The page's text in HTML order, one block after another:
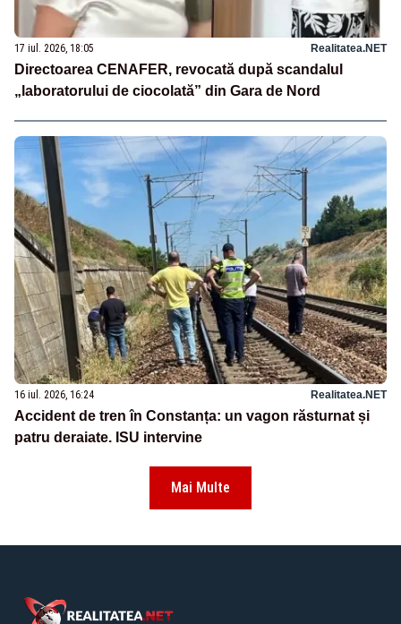
17 iul. 2026, 18:05 Realitatea.NET
Directoarea CENAFER, revocată după scandalul
„laboratorului de ciocolată” din Gara de Nord
16 iul. 2026, 16:24 Realitatea.NET
Accident de tren în Constanța: un vagon răsturnat și
patru deraiate. ISU intervine
Mai Multe